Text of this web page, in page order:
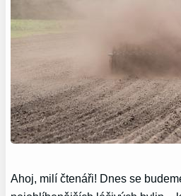
Ahoj, milí čtenáři! Dnes se